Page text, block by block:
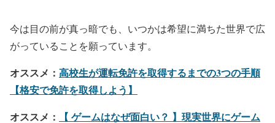
今は目の前が真っ暗でも、いつかは希望に満ちた世界で広
がっていることを願っています。
オススメ： 高校生が運転免許を取得するまでの3つの手順
【格安で免許を取得しよう】
オススメ：
【 ゲームはなぜ面白い？ 】現実世界にゲーム